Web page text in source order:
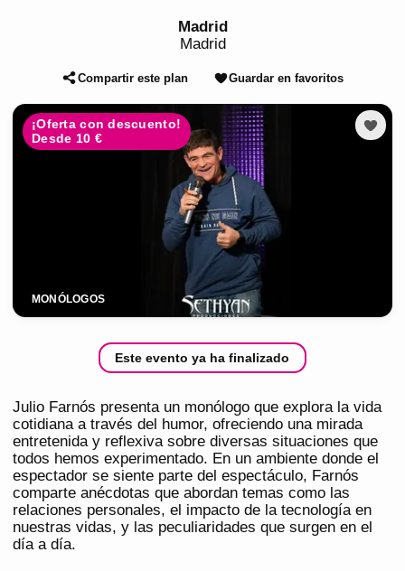
Madrid
Madrid
Compartir este plan Guardar en favoritos
¡Oferta con descuento!
Desde 10 €
MONÓLOGOS
Este evento ya ha finalizado
Julio Farnós presenta un monólogo que explora la vida
cotidiana a través del humor, ofreciendo una mirada
entretenida y reflexiva sobre diversas situaciones que
todos hemos experimentado. En un ambiente donde el
espectador se siente parte del espectáculo, Farnós
comparte anécdotas que abordan temas como las
relaciones personales, el impacto de la tecnología en
nuestras vidas, y las peculiaridades que surgen en el
día a día.